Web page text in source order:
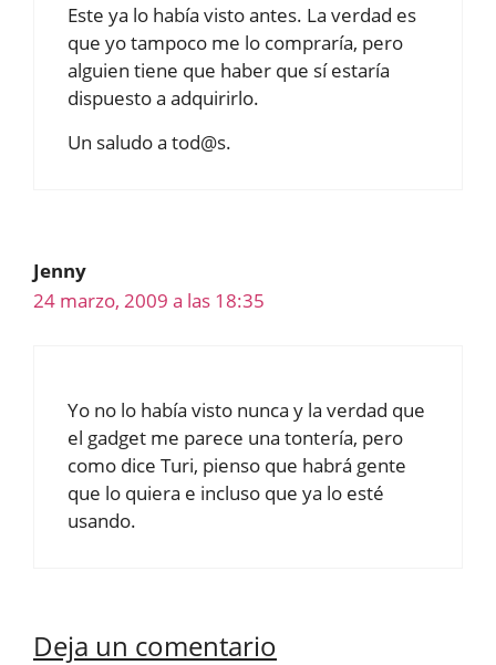
Este ya lo había visto antes. La verdad es
que yo tampoco me lo compraría, pero
alguien tiene que haber que sí estaría
dispuesto a adquirirlo.
Un saludo a tod@s.
Jenny
24 marzo, 2009 a las 18:35
Yo no lo había visto nunca y la verdad que
el gadget me parece una tontería, pero
como dice Turi, pienso que habrá gente
que lo quiera e incluso que ya lo esté
usando.
Deja un comentario